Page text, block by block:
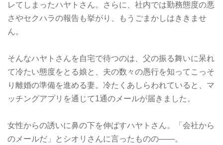
レてしまったハヤトさん。さらに、社内では勤務態度の悪
さやセクハラの報告も挙がり、もうごまかしはききませ
ん。
そんなハヤトさんを自宅で待つのは、父の振る舞いに呆れ
て冷たい態度をとる娘と、夫の数々の愚行を知ってこっそ
り離婚の準備を進める妻。冷たくあしらわれていると、マ
ッチングアプリを通じて1通のメールが届きました。
女性からの誘いに鼻の下を伸ばすハヤトさん。「会社から
のメールだ」とシオリさんに言ったものの——。